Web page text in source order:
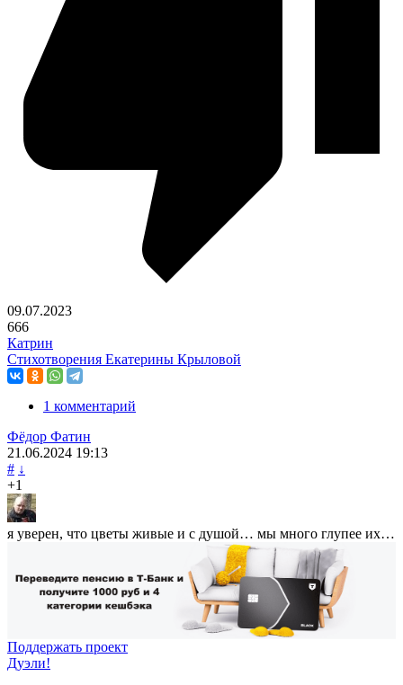
09.07.2023
666
Катрин
Стихотворения Екатерины Крыловой
1 комментарий
Фёдор Фатин
21.06.2024 19:13
# ↓
+1
я уверен, что цветы живые и с душой… мы много глупее их…
Поддержать проект
Дуэли!